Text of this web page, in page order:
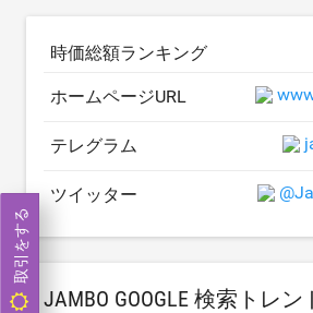
時価総額ランキング
ホームページURL
テレグラム
ツイッター
JAMBO GOOGLE 検索トレン
取引をする